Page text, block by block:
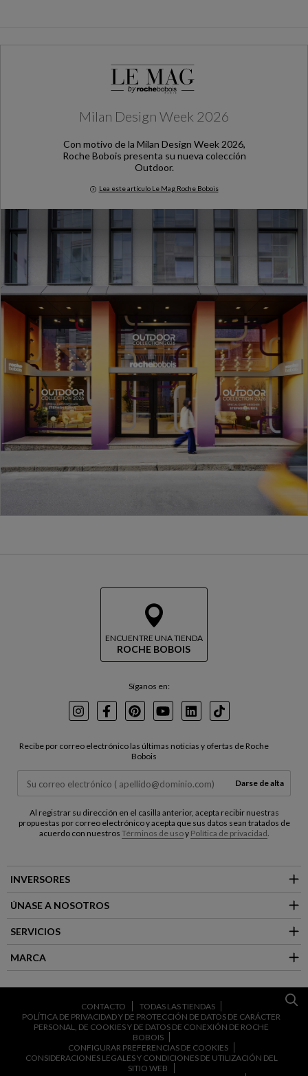
Milan Design Week 2026
Con motivo de la Milan Design Week 2026,
Roche Bobois presenta su nueva colección
Outdoor.
Lea este artículo Le Mag Roche Bobois
Milan Design Week 2026
ENCUENTRE UNA TIENDA
ROCHE BOBOIS
Síganos en:
InstagramFacebookPinterest
YoutubeLinkedInTikTok
Recibe por correo electrónico las últimas noticias y ofertas de Roche
Bobois
Darse de alta
Al registrar su dirección en el casilla anterior, acepta recibir nuestras
propuestas por correo electrónico y acepta que sus datos sean tratados de
acuerdo con nuestros Términos de usoy Política de privacidad
INVERSORES
ÚNASE A NOSOTROS
SERVICIOS
MARCA
CONTACTO
TODAS LAS TIENDAS
POLÍTICA DE PRIVACIDAD Y DE PROTECCIÓN DE DATOS DE CARÁCTER
PERSONAL, DE COOKIES Y DE DATOS DE CONEXIÓN DE ROCHE
BOBOIS
CONFIGURAR PREFERENCIAS DE COOKIES
CONSIDERACIONES LEGALES Y CONDICIONES DE UTILIZACIÓN DEL
SITIO WEB